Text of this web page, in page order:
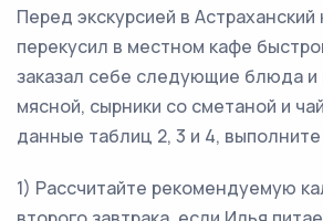
Перед экскурсией в Астраханский
перекусил в местном кафе
заказал себе следующие блюда и
мясной, сырники со сметаной и
данные таблиц 2, 3 и 4,
1) Рассчитайте рекомендуемую